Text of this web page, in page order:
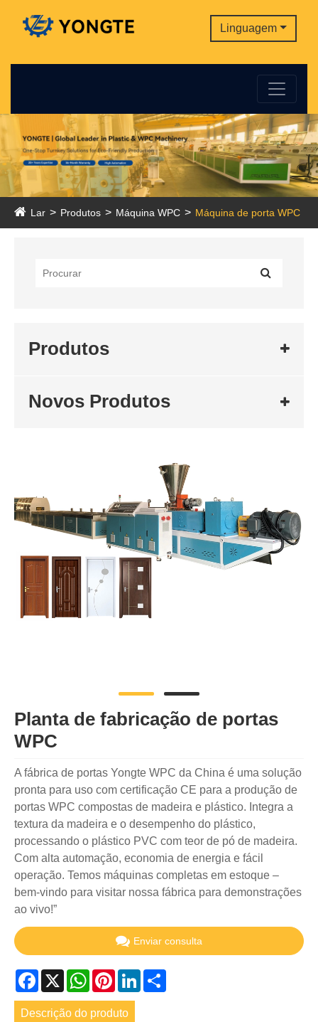
Linguagem
Lar Produtos Máquina WPC Máquina de porta WPC
Produtos
Novos Produtos
Planta de fabricação de portas
WPC
A fábrica de portas Yongte WPC da China é uma solução
pronta para uso com certificação CE para a produção de
portas WPC compostas de madeira e plástico. Integra a
textura da madeira e o desempenho do plástico,
processando o plástico PVC com teor de pó de madeira.
Com alta automação, economia de energia e fácil
operação. Temos máquinas completas em estoque –
bem-vindo para visitar nossa fábrica para demonstrações
ao vivo!”
Enviar consulta
Facebook
X WhatsApp
PinterestLinkedIn
Descrição do produto